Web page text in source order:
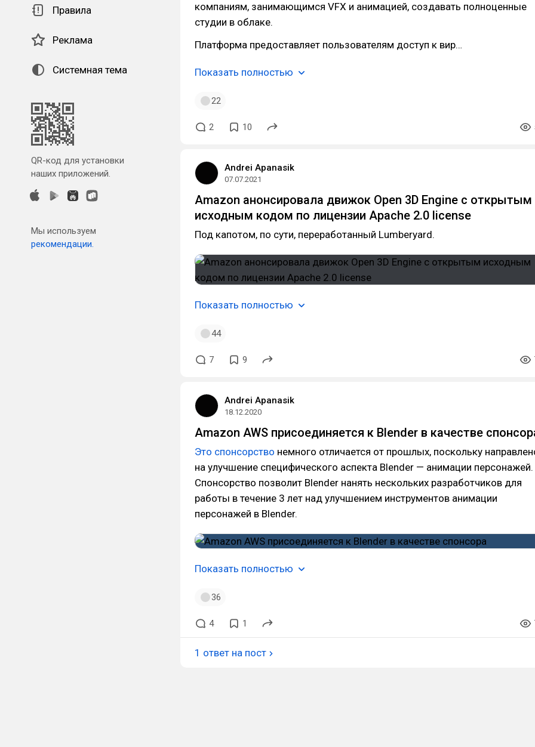
Правила
Реклама
Системная тема
QR-код для установки
наших приложений.
Мы используем
рекомендации.
компаниям, занимающимся VFX и анимацией, создавать полноценные
студии в облаке.
Платформа предоставляет пользователям доступ к вир…
Показать полностью
22
2 10
Andrei Apanasik
07.07.2021
Amazon анонсировала движок Open 3D Engine с открытым
исходным кодом по лицензии Apache 2.0 license
Под капотом, по сути, переработанный Lumberyard.
Показать полностью
44
7 9
Andrei Apanasik
18.12.2020
Amazon AWS присоединяется к Blender в качестве
Это спонсорство немного отличается от прошлых, поскольку
на улучшение специфического аспекта Blender — анимации персонажей.
Спонсорство позволит Blender нанять нескольких разработчиков для
работы в течение 3 лет над улучшением инструментов анимации
персонажей в Blender.
Показать полностью
36
4 1
1 ответ на пост